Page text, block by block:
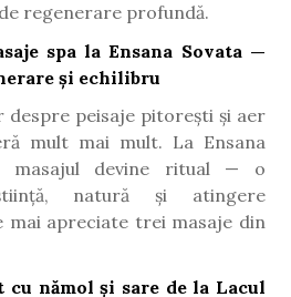
regenerare profundă.
spa la Ensana Sovata —
și echilibru
despre peisaje pitorești și aer
mult mai mult. La Ensana
masajul devine ritual — o
natură și atingere
mai apreciate trei masaje din
cu nămol și sare de la Lacul